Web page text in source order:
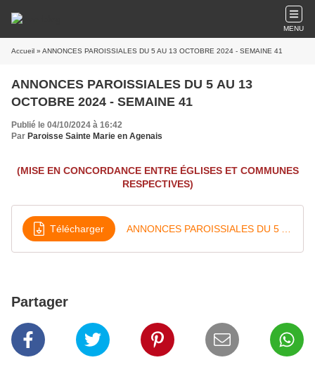
MENU
Accueil » ANNONCES PAROISSIALES DU 5 AU 13 OCTOBRE 2024 - SEMAINE 41
ANNONCES PAROISSIALES DU 5 AU 13
OCTOBRE 2024 - SEMAINE 41
Publié le 04/10/2024 à 16:42
Par Paroisse Sainte Marie en Agenais
(MISE EN CONCORDANCE ENTRE ÉGLISES ET COMMUNES
RESPECTIVES)
Télécharger
Partager